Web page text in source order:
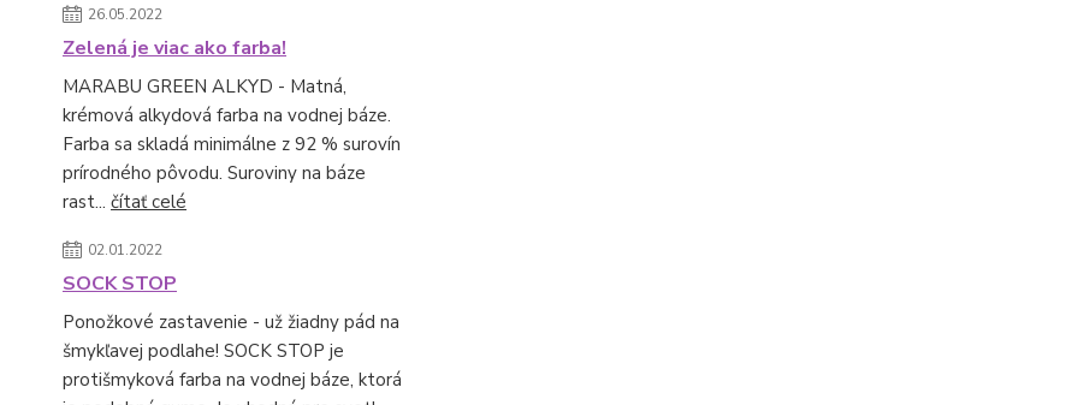
26.05.2022
Zelená je viac ako farba!
MARABU GREEN ALKYD - Matná,
krémová alkydová farba na vodnej báze.
Farba sa skladá minimálne z 92 % surovín
prírodného pôvodu. Suroviny na báze
rast... čítať celé
02.01.2022
SOCK STOP
Ponožkové zastavenie - už žiadny pád na
šmykľavej podlahe! SOCK STOP je
protišmyková farba na vodnej báze, ktorá